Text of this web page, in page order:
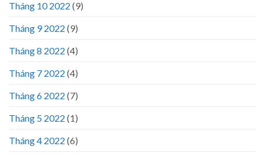
Tháng 10 2022 (9)
Tháng 9 2022 (9)
Tháng 8 2022 (4)
Tháng 7 2022 (4)
Tháng 6 2022 (7)
Tháng 5 2022 (1)
Tháng 4 2022 (6)